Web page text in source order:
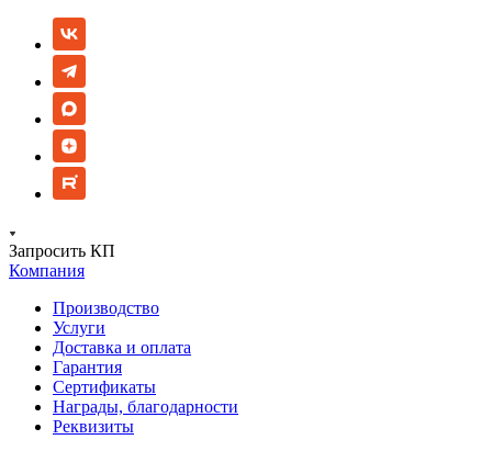
Запросить КП
Компания
Производство
Услуги
Доставка и оплата
Гарантия
Сертификаты
Награды, благодарности
Реквизиты